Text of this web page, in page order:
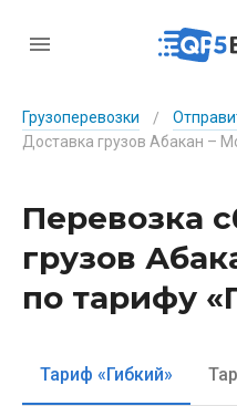
Грузоперевозки /
Перевозка
грузов
по тарифу
Тариф «Гибкий»